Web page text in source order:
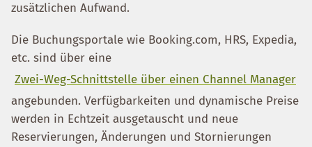
zusätzlichen Aufwand.
Die Buchungsportale wie Booking.com, HRS, Expedia,
etc. sind über eine
Zwei-Weg-Schnittstelle über einen Channel Manager
angebunden. Verfügbarkeiten und dynamische Preise
werden in Echtzeit ausgetauscht und neue
Reservierungen, Änderungen und Stornierungen